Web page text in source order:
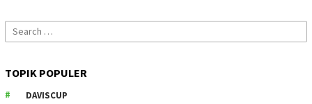
Search
for:
TOPIK POPULER
DAVISCUP